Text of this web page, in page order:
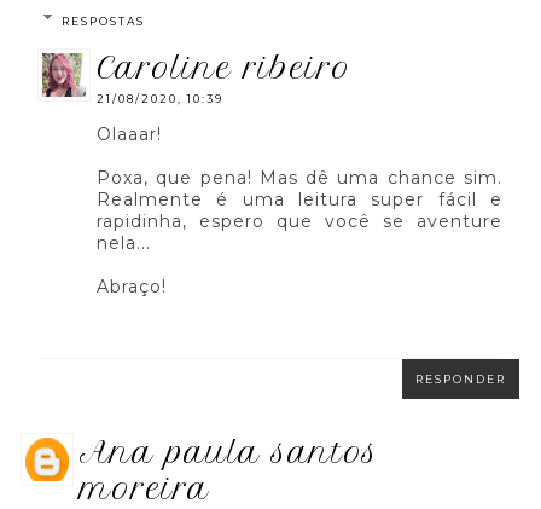
RESPOSTAS
caroline ribeiro
21/08/2020, 10:39
Olaaar!
Poxa, que pena! Mas dê uma chance sim.
Realmente é uma leitura super fácil e
rapidinha, espero que você se aventure
nela...
Abraço!
RESPONDER
ana paula santos
moreira